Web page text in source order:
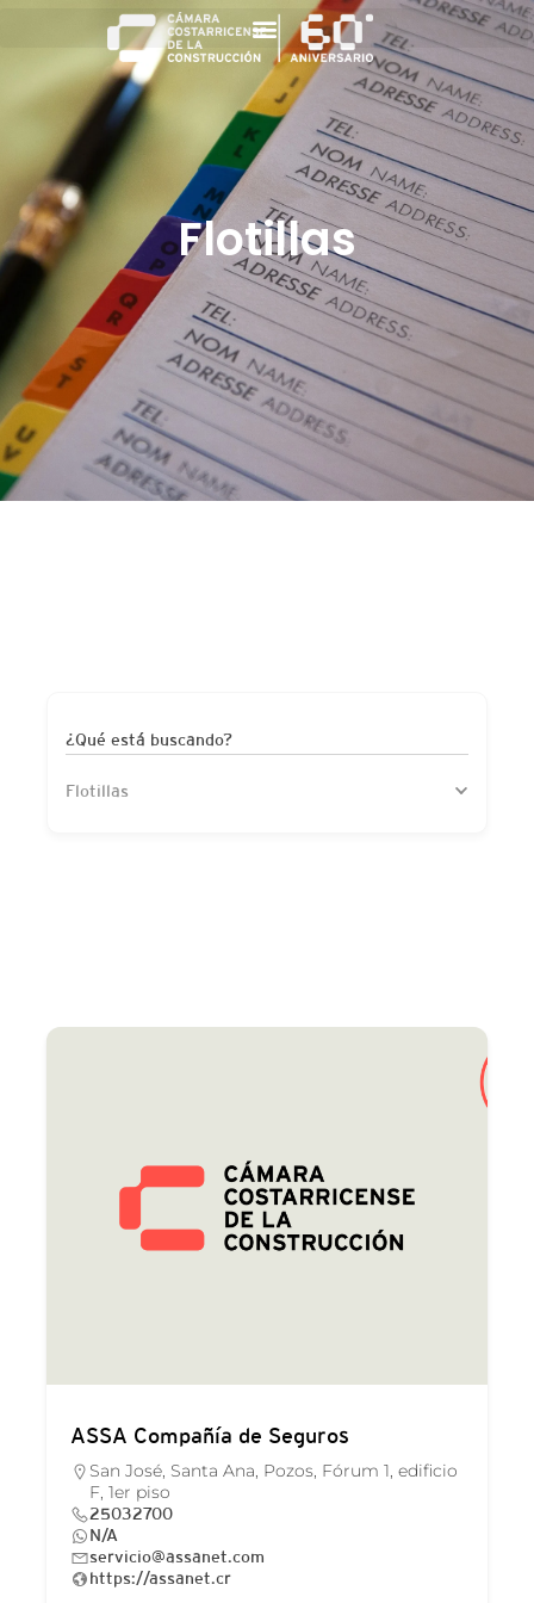
Flotillas
¿Qué está buscando?
Flotillas
ASSA Compañía de Seguros
San José, Santa Ana, Pozos, Fórum 1, edificio
F, 1er piso
25032700
N/A
servicio@assanet.com
https://assanet.cr